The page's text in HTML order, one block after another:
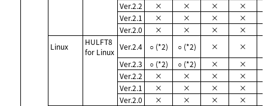
Ver.2.2
× × × ×
Ver.2.1
× × × ×
Ver.2.0
× × × ×
Linux
HULFT8
for Linux
Ver.2.4 ○ (*2) ○ (*2) × ×
Ver.2.3
○ (*2) ○ (*2) × ×
Ver.2.2
× × × ×
Ver.2.1
× × × ×
Ver.2.0
× × × ×